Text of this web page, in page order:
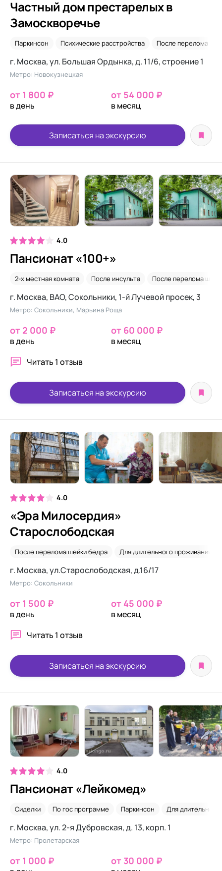
Частный дом престарелых в
Замоскворечье
Паркинсон Психические расстройства После перелома
г. Москва, ул. Большая Ордынка, д. 11/6, строение 1
Метро: Новокузнецкая
от 1 800 ₽
в день
от 54 000 ₽
в месяц
Записаться на экскурсию
4.0
Пансионат «100+»
2-х местная комната После инсульта После перелома
г. Москва, ВАО, Сокольники, 1-й Лучевой просек, 3
Метро: Сокольники, Марьина Роща
от 2 000 ₽
в день
от 60 000 ₽
в месяц
Читать 1 отзыв
Записаться на экскурсию
4.0
«Эра Милосердия»
Старослободская
После перелома шейки бедра Для длительного проживания
г. Москва, ул.Старослободская, д.16/17
Метро: Сокольники
от 1 500 ₽
в день
от 45 000 ₽
в месяц
Читать 1 отзыв
Записаться на экскурсию
4.0
Пансионат «Лейкомед»
Сиделки По гос программе Паркинсон Для
г. Москва, ул. 2-я Дубровская, д. 13, корп. 1
Метро: Пролетарская
от 1 000 ₽ от 30 000 ₽